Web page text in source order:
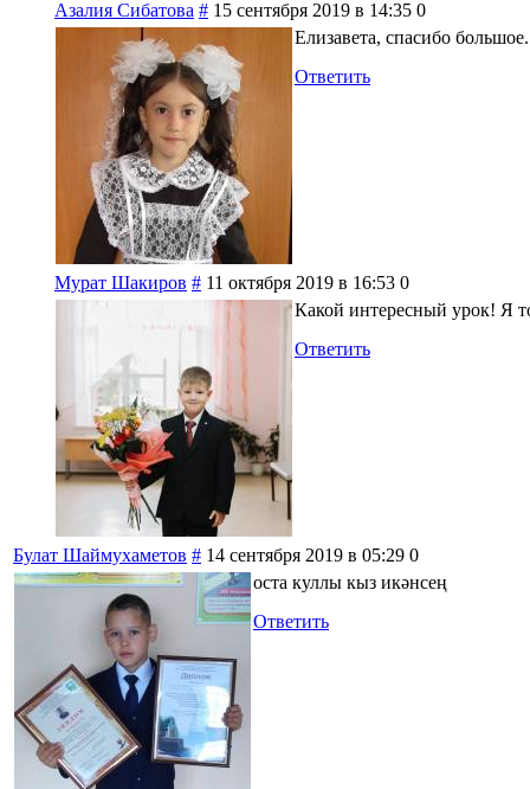
Азалия Сибатова # 15 сентября 2019 в 14:35 0
Елизавета, спасибо большое.
Ответить
Мурат Шакиров # 11 октября 2019 в 16:53 0
Какой интересный урок! Я
Ответить
Булат Шаймухаметов # 14 сентября 2019 в 05:29 0
оста куллы кыз икәнсең
Ответить